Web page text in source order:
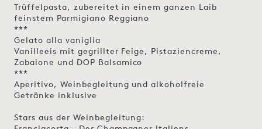
Trüffelpasta, zubereitet in einem ganzen Laib
feinstem Parmigiano Reggiano
***
Gelato alla vaniglia
Vanilleeis mit gegrillter Feige, Pistaziencreme,
Zabaione und DOP Balsamico
***
Aperitivo, Weinbegleitung und alkoholfreie
Getränke inklusive
Stars aus der Weinbegleitung: